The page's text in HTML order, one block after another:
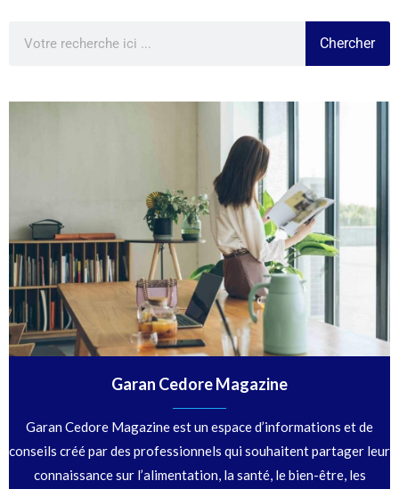
Chercher
Garan Cedore Magazine
Garan Cedore Magazine est un espace d’informations et de
conseils créé par des professionnels qui souhaitent partager leur
connaissance sur l’alimentation, la santé, le bien-être, les